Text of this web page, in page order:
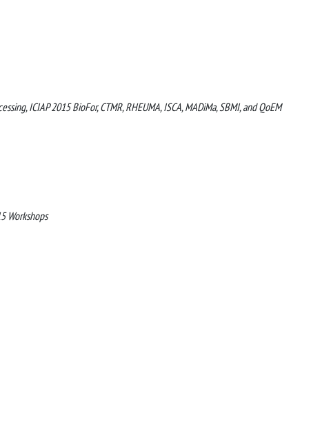
ICIAP 2015 BioFor, CTMR, RHEUMA, ISCA, MADiMa, SBMI, and QoEM
Workshops